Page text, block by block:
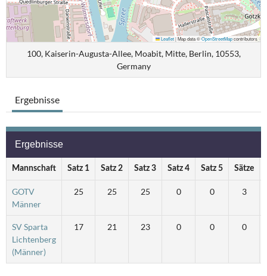
Leaflet|Map data ©OpenStreetMapcontributors
100, Kaiserin-Augusta-Allee, Moabit, Mitte, Berlin, 10553,
Germany
Ergebnisse
Ergebnisse
Mannschaft Satz 1 Satz 2 Satz 3 Satz 4 Satz 5 Sätze
GOTV
Männer
25 25 25 0 0 3
SV Sparta
Lichtenberg
(Männer)
17 21 23 0 0 0